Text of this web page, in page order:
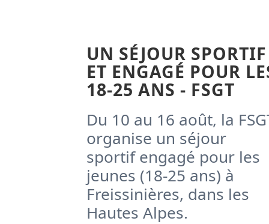
UN SÉJOUR SPORTIF
ET ENGAGÉ POUR
18-25 ANS - FSGT
Du 10 au 16 août, la
organise un séjour
sportif engagé pour les
jeunes (18-25 ans) à
Freissinières, dans les
Hautes Alpes.